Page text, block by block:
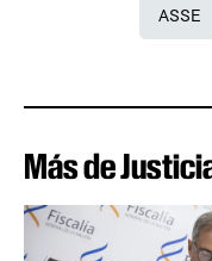
ASSE
Más de